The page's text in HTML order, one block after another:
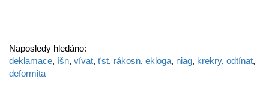
Naposledy hledáno:
deklamace, íšn, vívat, ťst, rákosn, ekloga, niag, krekry, odtínat,
deformita